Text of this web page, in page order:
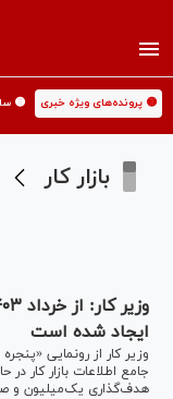
🟡 پرونده‌های ویژه خبری 🟡
بازار کار
ایجاد شده است
وزیر کار از رونمایی
هدف‌گذاری یک‌میلیون و